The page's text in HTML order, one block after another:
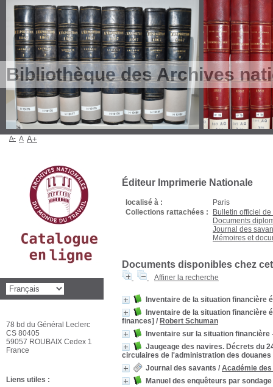
Bibliothèque des Archives
Éditeur Imprimerie Nationale
localisé à :
Paris
Collections rattachées :
Bulletin officiel
Documents
Journal des
Mémoires et
Documents disponibles chez
Affiner la recherche
Inventaire de la situation financière
Inventaire de la situation financière
finances] / Robert Schuman
Inventaire sur la situation financière
Jaugeage des navires. Décrets du
circulaires de l'administration des douanes
Journal des savants / Académie
Manuel des enquêteurs par sondage
A- A A+
78 bd du Général Leclerc
CS 80405
59057 ROUBAIX Cedex 1
France
Liens utiles :